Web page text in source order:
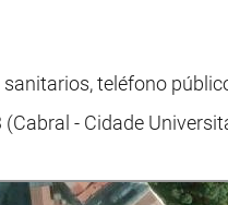
teléfono
- Cidade